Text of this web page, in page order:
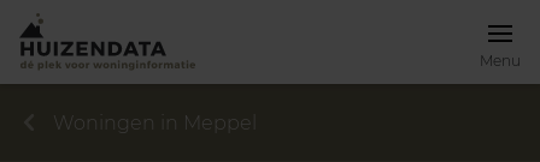
Menu
Woningen in Meppel